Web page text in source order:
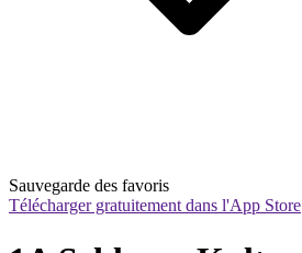
Sauvegarde des favoris
Télécharger gratuitement dans l'App Store